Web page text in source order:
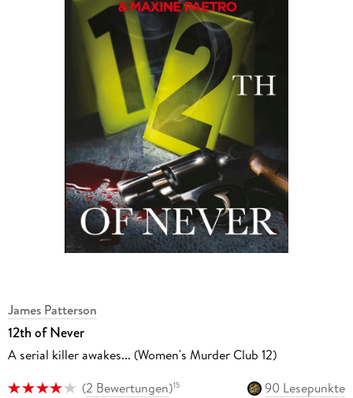
James Patterson
12th of Never
A serial killer awakes... (Women's Murder Club 12)
(2 Bewertungen)15
90 Lesepunkte